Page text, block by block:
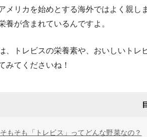
メリカを始めとする海外ではよく親
養が含まれているんですよ。
、トレビスの栄養素や、おいしいトレ
みてくださいね！
そもそも「トレビス」ってどんな野菜なの？